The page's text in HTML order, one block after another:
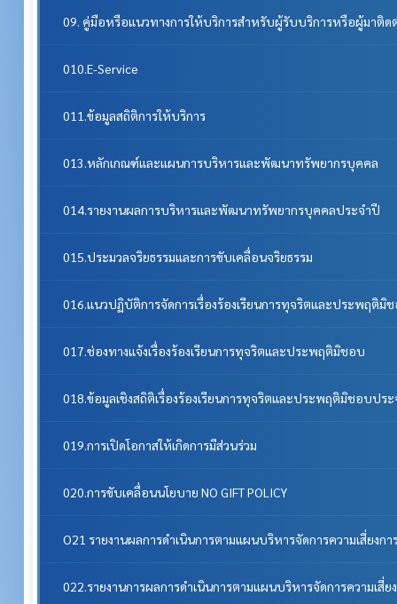
09. คู่มือหรือแนวทางการให้บริการสำหรับผู้รับบริการหรือผู้มาติด
010.E-Service
011.ข้อมูลสถิติการให้บริการ
013.หลักเกณฑ์และแผนการบริหารและพัฒนาทรัพยากรบุคคล
014.รายงานผลการบริหารและพัฒนาทรัพยากรบุคคลประจําปี
015.ประมวลจริยธรรมและการขับเคลื่อนจริยธรรม
016.แนวปฏิบัติการจัดการเรื่องร้องเรียนการทุจริตและประพฤติมิ
017.ช่องทางแจ้งเรื่องร้องเรียนการทุจริตและประพฤติมิชอบ
018.ข้อมูลเชิงสถิติเรื่องร้องเรียนการทุจริตและประพฤติมิชอบปร
019.การเปิดโอกาสให้เกิดการมีส่วนร่วม
020.การขับเคลื่อนนโยบาย NO GIFT POLICY
O21 รายงานผลการดำเนินการตามแผนบริหารจัดการความเสี่ยงก
022.รายงานการผลการดำเนินการตามแผนบริหารจัดการความเสี่